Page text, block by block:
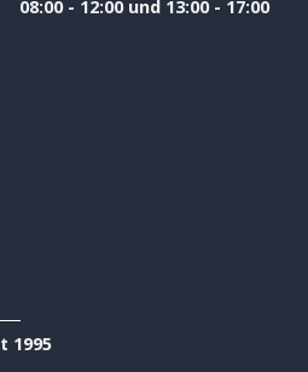
08:00 - 12:00 und 13:00 - 17:00
1995